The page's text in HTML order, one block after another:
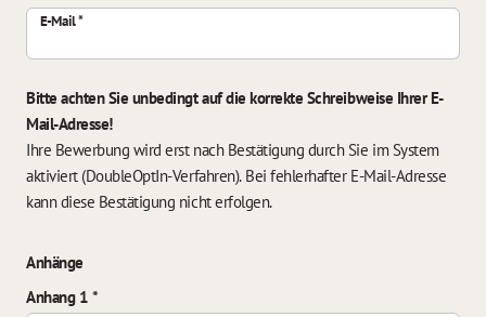
E-Mail
Bitte achten Sie unbedingt auf die korrekte Schreibweise Ihrer E-
Mail-Adresse!
Ihre Bewerbung wird erst nach Bestätigung durch Sie im System
aktiviert (DoubleOptIn-Verfahren). Bei fehlerhafter E-Mail-Adresse
kann diese Bestätigung nicht erfolgen.
Anhänge
Anhang 1